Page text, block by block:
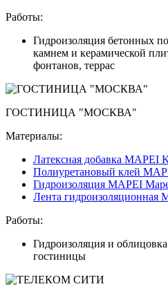
Работы:
Гидроизоляция бетонных
камнем и керамической
фонтанов, террас
ГОСТИНИЦА "МОСКВА"
Материалы:
Латексная добавка MAPEI
Полиуретановый клей
Гидроизоляция MAPEI
Лента гидроизоляционная
Работы:
Гидроизоляция и
гостиницы